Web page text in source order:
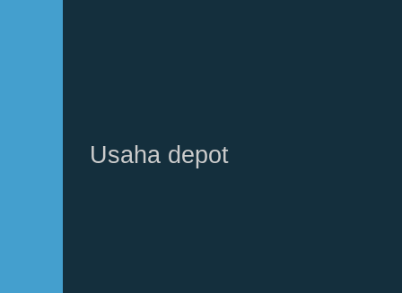
Usaha depot